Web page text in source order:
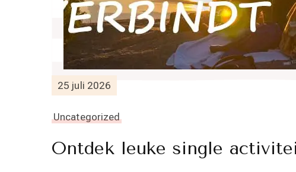
25 juli 2026
Uncategorized
Ontdek leuke single